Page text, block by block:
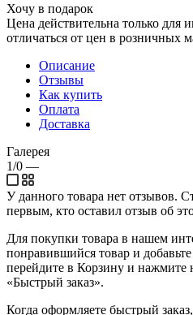
Хочу в подарок
Цена действительна только для
отличаться от цен в розничных
Описание
Отзывы
Как купить
Оплата
Доставка
Галерея
1/0 —
У данного товара нет отзывов.
первым, кто оставил отзыв об
Для покупки товара в нашем
понравившийся товар и
перейдите в Корзину и нажмите
«Быстрый заказ».
Когда оформляете быстрый